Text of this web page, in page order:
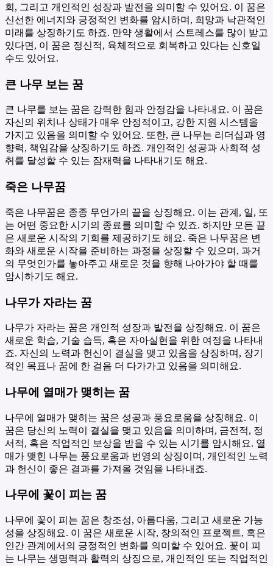
회, 그리고 개인적인 성장과 발전을 의미할 수 있어요. 이 꿈은
신선한 에너지와 긍정적인 변화를 암시하며, 희망과 낙관적인
미래를 상징하기도 하죠. 만약 생활에서 스트레스를 많이 받고
있다면, 이 꿈은 정신적, 육체적으로 회복하고 있다는 신호일
수도 있어요.
큰 나무 보는 꿈
큰 나무를 보는 꿈은 강력한 힘과 안정감을 나타내요. 이 꿈은
자신의 위치나 상태가 매우 안정적이고, 강한 지원 시스템을
가지고 있음을 의미할 수 있어요. 또한, 큰 나무는 리더십과 영
향력, 책임감을 상징하기도 하죠. 개인적인 성공과 사회적 성
취를 달성할 수 있는 잠재력을 나타내기도 해요.
죽은 나무꿈
죽은 나무꿈은 종종 무언가의 끝을 상징해요. 이는 관계, 일, 또
는 어떤 중요한 시기의 종료를 의미할 수 있죠. 하지만 모든 끝
은 새로운 시작의 기회를 제공하기도 해요. 죽은 나무꿈은 변
화와 새로운 시작을 준비하는 과정을 상징할 수 있으며, 과거
의 무엇인가를 놓아주고 새로운 것을 향해 나아가야 할 때를
암시하기도 해요.
나무가 자라는 꿈
나무가 자라는 꿈은 개인적 성장과 발전을 상징해요. 이 꿈은
새로운 학습, 기술 습득, 혹은 자아실현을 위한 여정을 나타내
죠. 자신의 노력과 헌신이 결실을 맺고 있음을 상징하며, 장기
적인 목표나 꿈에 한 걸음 더 다가가고 있음을 의미해요.
나무에 열매가 맺히는 꿈
나무에 열매가 맺히는 꿈은 성공과 풍요로움을 상징해요. 이
꿈은 당신의 노력이 결실을 맺고 있음을 의미하며, 금전적, 정
서적, 혹은 직업적인 보상을 받을 수 있는 시기를 암시해요. 열
매가 맺힌 나무는 풍요로움과 번영의 상징이며, 개인적인 노력
과 헌신이 좋은 결과를 가져올 것임을 나타내죠.
나무에 꽃이 피는 꿈
나무에 꽃이 피는 꿈은 창조성, 아름다움, 그리고 새로운 가능
성을 상징해요. 이 꿈은 새로운 시작, 창의적인 프로젝트, 혹은
인간 관계에서의 긍정적인 변화를 의미할 수 있어요. 꽃이 피
는 나무는 생명력과 활력의 상징으로, 개인적인 또는 직업적인